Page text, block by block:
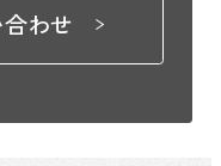
わせ